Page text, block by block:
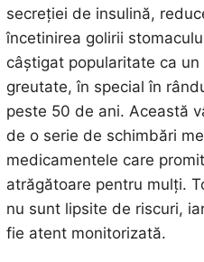
secreției de insulină,
încetinirea golirii
câștigat popularitate ca
greutate, în special în
peste 50 de ani. Această
de o serie de schimbări
medicamentele care
atrăgătoare pentru mulți.
nu sunt lipsite de riscuri,
fie atent monitorizată.